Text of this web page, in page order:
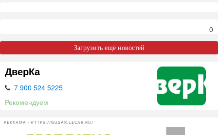
0
Загрузить ещё новостей
ДверКа
7 900 524 5225
Рекомендуем
РЕКЛАМА • HTTPS://GUSAR.LECAR.RU/